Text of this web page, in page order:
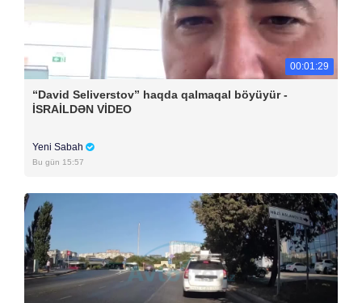
00:01:29
“David Seliverstov” haqda qalmaqal böyüyür -
İSRAİLDƏN VİDEO
Yeni Sabah
Bu gün 15:57